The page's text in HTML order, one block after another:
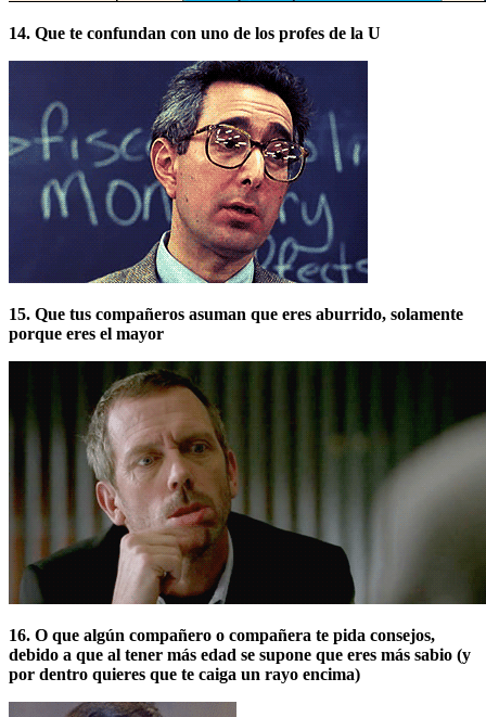
14. Que te confundan con uno de los profes de la U
15. Que tus compañeros asuman que eres aburrido, solamente
porque eres el mayor
16. O que algún compañero o compañera te pida consejos,
debido a que al tener más edad se supone que eres más sabio (y
por dentro quieres que te caiga un rayo encima)